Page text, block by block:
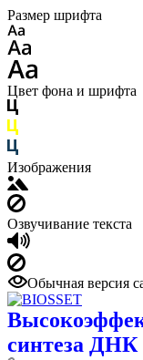
Размер шрифта
Цвет фона и шрифта
Изображения
Озвучивание текста
Обычная версия
синтеза